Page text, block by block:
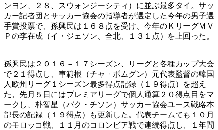
ンヨン、２８、スウォンジーシティ）に並ぶ最多タイ。サッ
カー記者団とサッカー協会の指導者が選定した今年の男子選
手賞投票で、孫興民は１６８点を受け、今年のＫリーグＭＶ
Ｐの李在成（イ・ジェソン、全北、１３１点）を上回った。
孫興民は２０１６－１７シーズン、リーグと各種カップ大会
で２１得点し、車範根（チャ・ボムグン）元代表監督の韓国
人欧州リーグ１シーズン最多得点記録（１９得点）を超え
た。先月５日にはプレミアリーグで個人通算２０得点目をマ
ークし、朴智星（パク・チソン）サッカー協会ユース戦略本
部長の記録（１９得点）も更新した。代表チームでも１０月
のモロッコ戦、１１月のコロンビア戦で連続得点し、１年間